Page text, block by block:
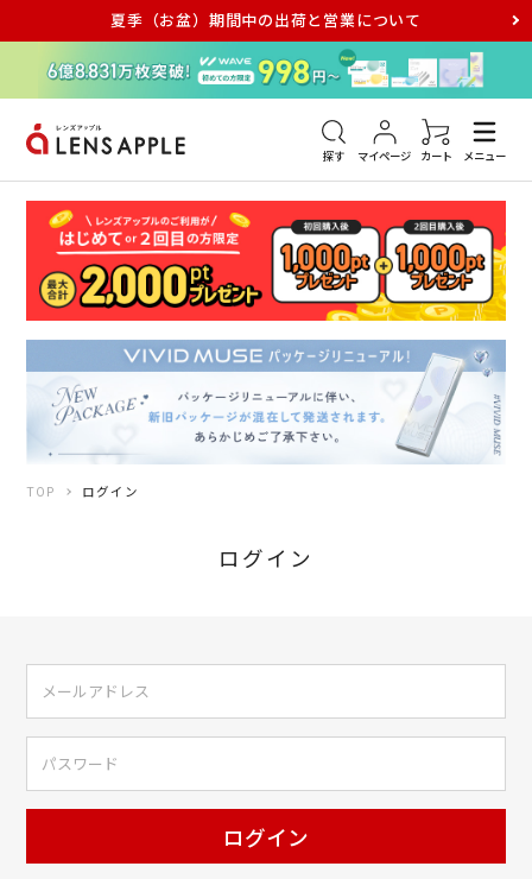
夏季（お盆）期間中の出荷と営業について
探す マイページ カート メニュー
アキュビュー メダリスト メガネ
TOP ログイン
ログイン
ログイン